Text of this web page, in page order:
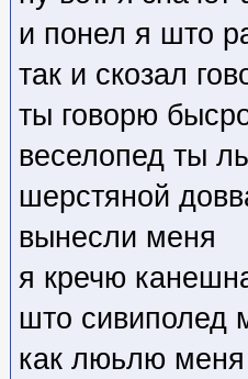
и понел я што
так и скозал
ты говорю
веселопед ты
шерстяной
вынесли меня
я кречю
што сивиполед
как люьлю